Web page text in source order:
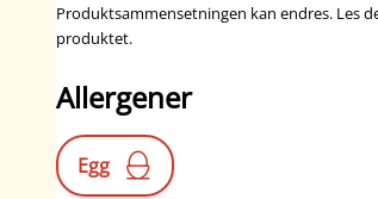
Produktsammensetningen kan endres. Les
produktet.
Allergener
Egg